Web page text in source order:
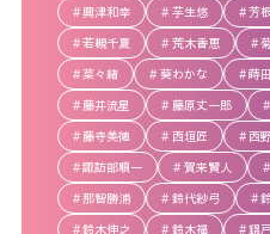
興津和幸
芋生悠 芳
若槻千夏
荒木香恵
菜々緒
葵わかな 蒔
藤井流星
藤原丈一郎
藤寺美徳
西垣匠 西
諏訪部順一
賀来賢人
那智勝浦
鈴代紗弓
鈴木伸之
鈴木福 錦